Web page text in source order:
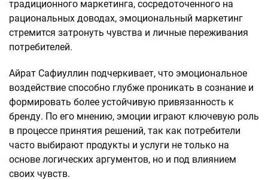
традиционного маркетинга, сосредоточенного на
рациональных доводах, эмоциональный маркетинг
стремится затронуть чувства и личные переживания
потребителей.
Айрат Сафиуллин подчеркивает, что эмоциональное
воздействие способно глубже проникать в сознание и
формировать более устойчивую привязанность к
бренду. По его мнению, эмоции играют ключевую роль
в процессе принятия решений, так как потребители
часто выбирают продукты и услуги не только на
основе логических аргументов, но и под влиянием
своих чувств.